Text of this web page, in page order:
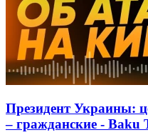
Президент Украины:
– гражданские - Baku